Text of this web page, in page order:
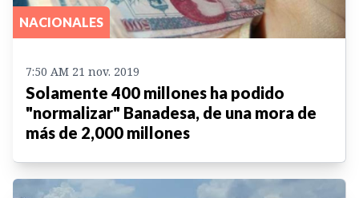
NACIONALES
7:50 AM 21 nov. 2019
Solamente 400 millones ha podido
"normalizar" Banadesa, de una mora de
más de 2,000 millones